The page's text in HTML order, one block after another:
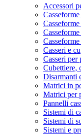
Accessori
Casseri e
Casseri per
Cubettiere,
Disarmanti
Matrici in
Matrici per
Pannelli
Sistemi di
Sistemi di
Sistemi e